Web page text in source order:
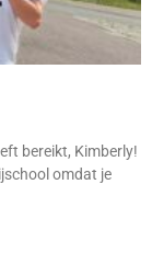
bereikt, Kimberly!
omdat je